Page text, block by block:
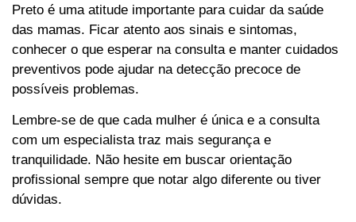
Preto é uma atitude importante para cuidar da saúde
das mamas. Ficar atento aos sinais e sintomas,
conhecer o que esperar na consulta e manter cuidados
preventivos pode ajudar na detecção precoce de
possíveis problemas.
Lembre-se de que cada mulher é única e a consulta
com um especialista traz mais segurança e
tranquilidade. Não hesite em buscar orientação
profissional sempre que notar algo diferente ou tiver
dúvidas.